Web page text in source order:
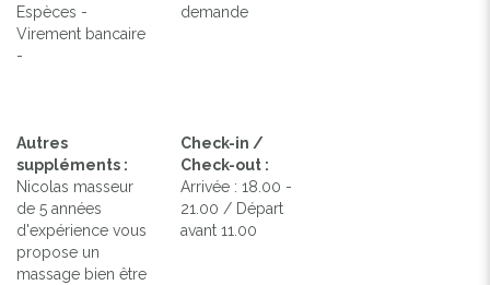
Espèces -
Virement bancaire
-
demande
Autres
suppléments :
Nicolas masseur
de 5 années
d'expérience vous
propose un
massage bien être
Check-in /
Check-out :
Arrivée : 18.00 -
21.00 / Départ
avant 11.00